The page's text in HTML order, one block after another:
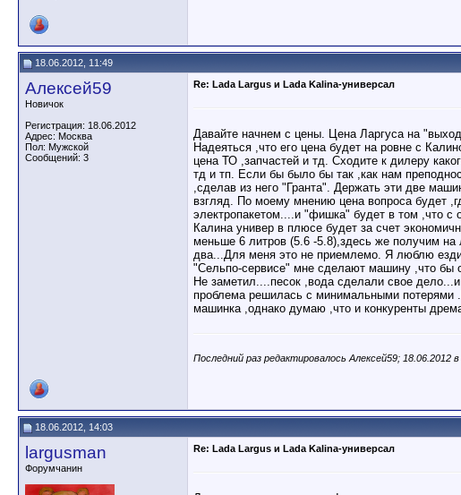
18.06.2012, 11:49
Алексей59
Новичок
Регистрация: 18.06.2012
Адрес: Москва
Пол: Мужской
Сообщений: 3
Re: Lada Largus и Lada Kalina-универсал
Давайте начнем с цены. Цена Ларгуса на
Надеяться ,что его цена будет на ровне с
цена ТО ,запчастей и тд. Сходите к дилеру
тд и тп. Если бы было бы так ,как нам
,сделав из него "Гранта". Держать эти две
взгляд. По моему мнению цена вопроса будет
электропакетом....и "фишка" будет в том ,что
Калина универ в плюсе будет за счет
меньше 6 литров (5.6 -5.8),здесь же получим
два...Для меня это не приемлемо. Я люблю
"Сельпо-сервисе" мне сделают машину ,что бы
Не заметил....песок ,вода сделали свое
проблема решилась с минимальными потерями
машинка ,однако думаю ,что и конкуренты
Последний раз редактировалось Алексей59; 18.06.2012 в
18.06.2012, 14:03
largusman
Форумчанин
Re: Lada Largus и Lada Kalina-универсал